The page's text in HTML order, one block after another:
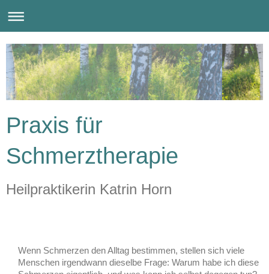
Praxis für
Schmerztherapie
Heilpraktikerin Katrin Horn
Wenn Schmerzen den Alltag bestimmen, stellen sich viele
Menschen irgendwann dieselbe Frage: Warum habe ich diese